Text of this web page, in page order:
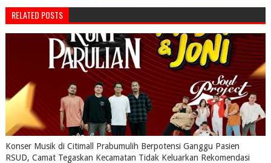
RELATED POSTS
Konser Musik di Citimall Prabumulih Berpotensi Ganggu Pasien
RSUD, Camat Tegaskan Kecamatan Tidak Keluarkan Rekomendasi